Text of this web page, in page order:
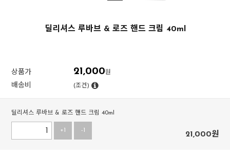
딜리셔스 루바브 & 로즈 핸드 크림 40ml
상품가 21,000원
배송비 (조건)
딜리셔스 루바브 & 로즈 핸드 크림 40ml
+1 -1 21,000원